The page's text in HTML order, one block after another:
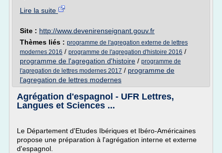
Lire la suite
Site : http://www.devenirenseignant.gouv.fr
Thèmes liés : programme de l'agregation externe de lettres
modernes 2016 / programme de l'agregation d'histoire 2016 /
programme de l'agregation d'histoire / programme de
l'agregation de lettres modernes 2017 / programme de
l'agregation de lettres modernes
Agrégation d'espagnol - UFR Lettres,
Langues et Sciences ...
Le Département d'Etudes Ibériques et Ibéro-Américaines
propose une préparation à l'agrégation interne et externe
d'espagnol.